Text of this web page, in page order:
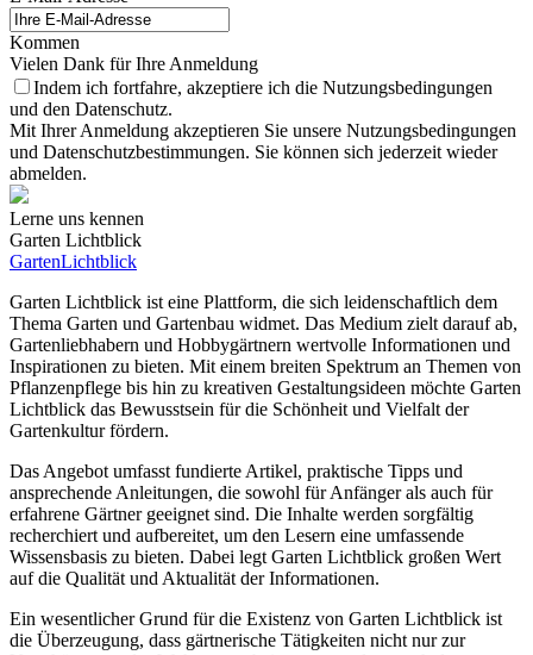
Kommen
Vielen Dank für Ihre Anmeldung
Indem ich fortfahre, akzeptiere ich die Nutzungsbedingungen
und den Datenschutz.
Mit Ihrer Anmeldung akzeptieren Sie unsere Nutzungsbedingungen
und Datenschutzbestimmungen. Sie können sich jederzeit wieder
abmelden.
Lerne uns kennen
Garten Lichtblick
GartenLichtblick
Garten Lichtblick ist eine Plattform, die sich leidenschaftlich dem
Thema Garten und Gartenbau widmet. Das Medium zielt darauf ab,
Gartenliebhabern und Hobbygärtnern wertvolle Informationen und
Inspirationen zu bieten. Mit einem breiten Spektrum an Themen von
Pflanzenpflege bis hin zu kreativen Gestaltungsideen möchte Garten
Lichtblick das Bewusstsein für die Schönheit und Vielfalt der
Gartenkultur fördern.
Das Angebot umfasst fundierte Artikel, praktische Tipps und
ansprechende Anleitungen, die sowohl für Anfänger als auch für
erfahrene Gärtner geeignet sind. Die Inhalte werden sorgfältig
recherchiert und aufbereitet, um den Lesern eine umfassende
Wissensbasis zu bieten. Dabei legt Garten Lichtblick großen Wert
auf die Qualität und Aktualität der Informationen.
Ein wesentlicher Grund für die Existenz von Garten Lichtblick ist
die Überzeugung, dass gärtnerische Tätigkeiten nicht nur zur